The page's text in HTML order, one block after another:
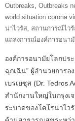
Outbreaks, Outbreaks
world situation corona
น่าไวรัส, สถานการณ์ไว
แถลงการณ์องค์การอนา
องค์การอนามัยโลกปร
ฉุกเฉิน” ผู้อำนวยการ
เบรเยซุส (Dr. Tedros
สำนักงานใหญ่ในกรุงเ
ระบาดของโคโรนาไว